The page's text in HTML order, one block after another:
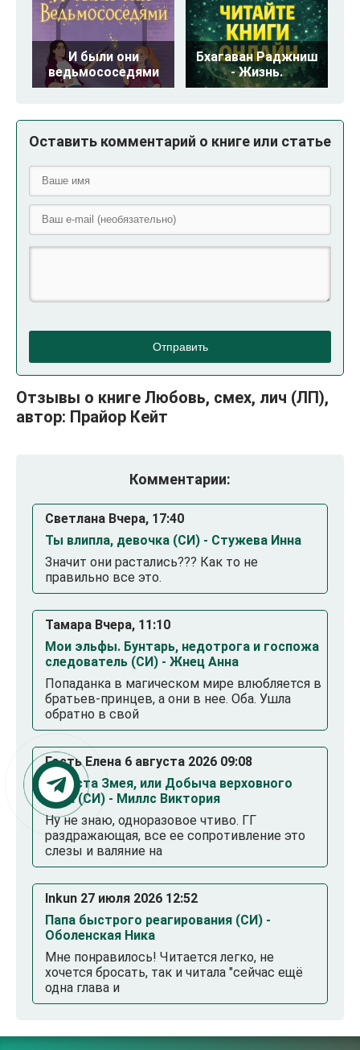
И были они
ведьмососедями
Бхагаван Раджниш
- Жизнь.
Оставить комментарий о книге или статье
Отправить
Отзывы о книге Любовь, смех, лич (ЛП),
автор: Прайор Кейт
Комментарии:
Светлана Вчера, 17:40
Ты влипла, девочка (СИ) - Стужева Инна
Значит они растались??? Как то не
правильно все это.
Тамара Вчера, 11:10
Мои эльфы. Бунтарь, недотрога и госпожа
следователь (СИ) - Жнец Анна
Попаданка в магическом мире влюбляется в
братьев-принцев, а они в нее. Оба. Ушла
обратно в свой
Гость Елена 6 августа 2026 09:08
Невеста Змея, или Добыча верховного
Нага (СИ) - Миллс Виктория
Ну не знаю, одноразовое чтиво. ГГ
раздражающая, все ее сопротивление это
слезы и валяние на
Inkun 27 июля 2026 12:52
Папа быстрого реагирования (СИ) -
Оболенская Ника
Мне понравилось! Читается легко, не
хочется бросать, так и читала "сейчас ещё
одна глава и